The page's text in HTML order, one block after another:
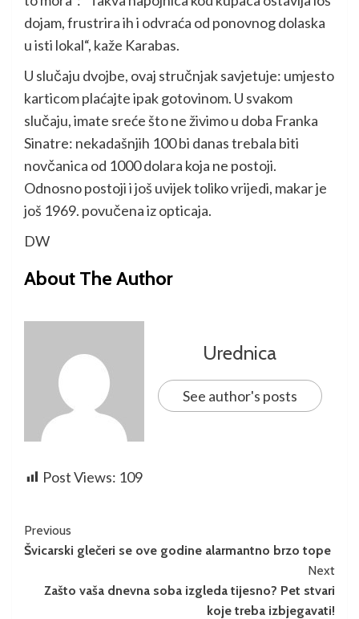
dojam, frustrira ih i odvraća od ponovnog dolaska
u isti lokal“, kaže Karabas.
U slučaju dvojbe, ovaj stručnjak savjetuje: umjesto
karticom plaćajte ipak gotovinom. U svakom
slučaju, imate sreće što ne živimo u doba Franka
Sinatre: nekadašnjih 100 bi danas trebala biti
novčanica od 1000 dolara koja ne postoji.
Odnosno postoji i još uvijek toliko vrijedi, makar je
još 1969. povučena iz opticaja.
DW
About The Author
Urednica
See author's posts
Post Views: 109
Previous
Švicarski glečeri se ove godine alarmantno brzo tope
Next
Zašto vaša dnevna soba izgleda tijesno? Pet stvari
koje treba izbjegavati!